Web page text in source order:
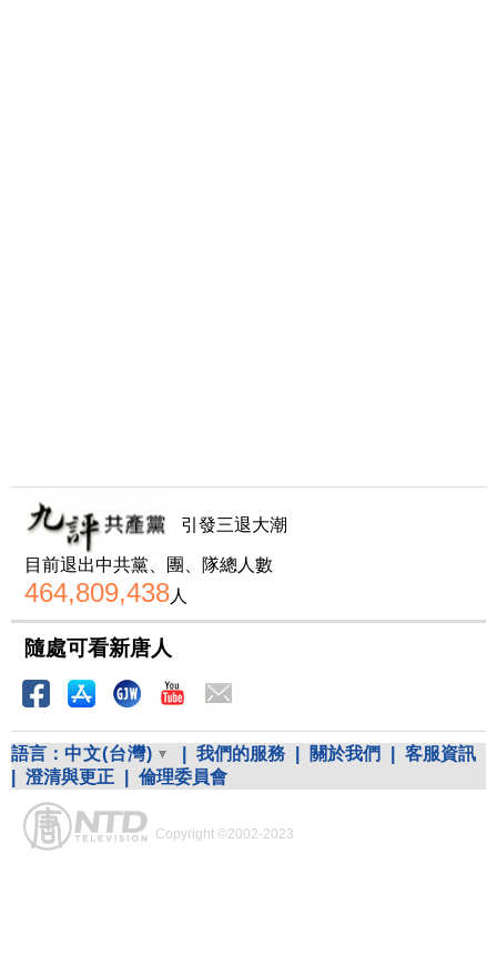
引發三退大潮
目前退出中共黨、團、隊總人數
464,809,438人
隨處可看新唐人
語言： 中文(台灣) 我們的服務 關於我們
客服資訊
澄清與更正 倫理委員會
Copyright ©2002-2023